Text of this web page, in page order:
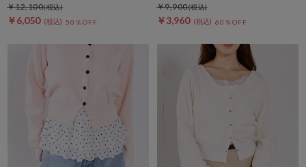
￥6,050 50％OFF
￥12,100
￥3,960 60％OFF
￥9,900